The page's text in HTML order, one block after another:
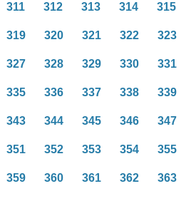
311 312 313 314 315
319 320 321 322 323
327 328 329 330 331
335 336 337 338 339
343 344 345 346 347
351 352 353 354 355
359 360 361 362 363